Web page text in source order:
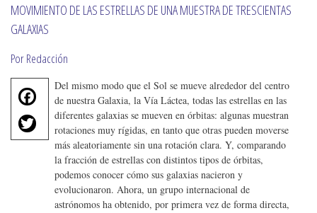
MOVIMIENTO DE LAS ESTRELLAS DE UNA MUESTRA DE TRESCIENTAS
GALAXIAS
Por Redacción
F
e
T
w
it
te
Del mismo modo que el Sol se mueve alrededor del centro
de nuestra Galaxia, la Vía Láctea, todas las estrellas en las
diferentes galaxias se mueven en órbitas: algunas muestran
rotaciones muy rígidas, en tanto que otras pueden moverse
más aleatoriamente sin una rotación clara. Y, comparando
la fracción de estrellas con distintos tipos de órbitas,
podemos conocer cómo sus galaxias nacieron y
evolucionaron. Ahora, un grupo internacional de
astrónomos ha obtenido, por primera vez de forma directa,